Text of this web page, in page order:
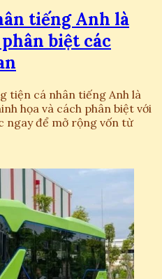
tiếng Anh là
biệt các
tiện cá nhân tiếng Anh là
họa và cách phân biệt với
ngay để mở rộng vốn từ